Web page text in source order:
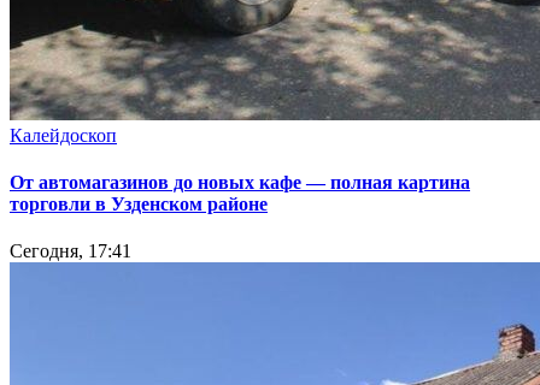
Калейдоскоп
От автомагазинов до новых кафе — полная картина
торговли в Узденском районе
Сегодня, 17:41